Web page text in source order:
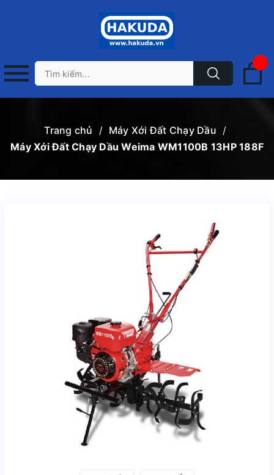
Trang chủ / Máy Xới Đất Chạy Dầu /
Máy Xới Đất Chạy Dầu Weima WM1100B 13HP 188F